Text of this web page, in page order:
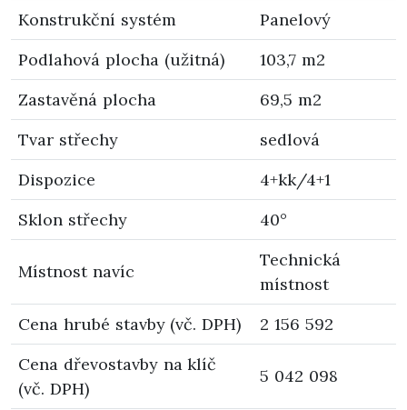
Konstrukční systém
Panelový
Podlahová plocha (užitná)
103,7 m2
Zastavěná plocha
69,5 m2
Tvar střechy
sedlová
Dispozice
4+kk/4+1
Sklon střechy
40°
Místnost navíc
Technická
místnost
Cena hrubé stavby (vč. DPH)
2 156 592
Cena dřevostavby na klíč
(vč. DPH)
5 042 098